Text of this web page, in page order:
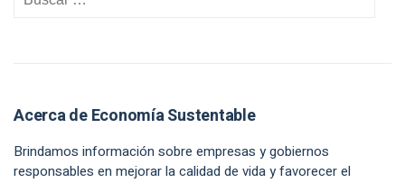
Acerca de Economía Sustentable
Brindamos información sobre empresas y gobiernos
responsables en mejorar la calidad de vida y favorecer el